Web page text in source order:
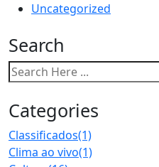
Uncategorized
Search
Categories
Classificados(1)
Clima ao vivo(1)